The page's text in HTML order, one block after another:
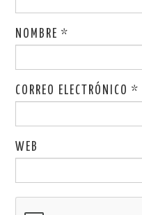
NOMBRE*
CORREO ELECTRÓNICO*
WEB